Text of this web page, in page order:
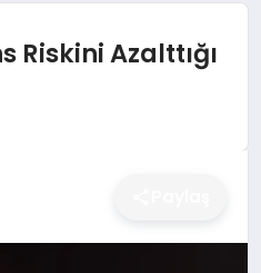
Riskini Azalttığı